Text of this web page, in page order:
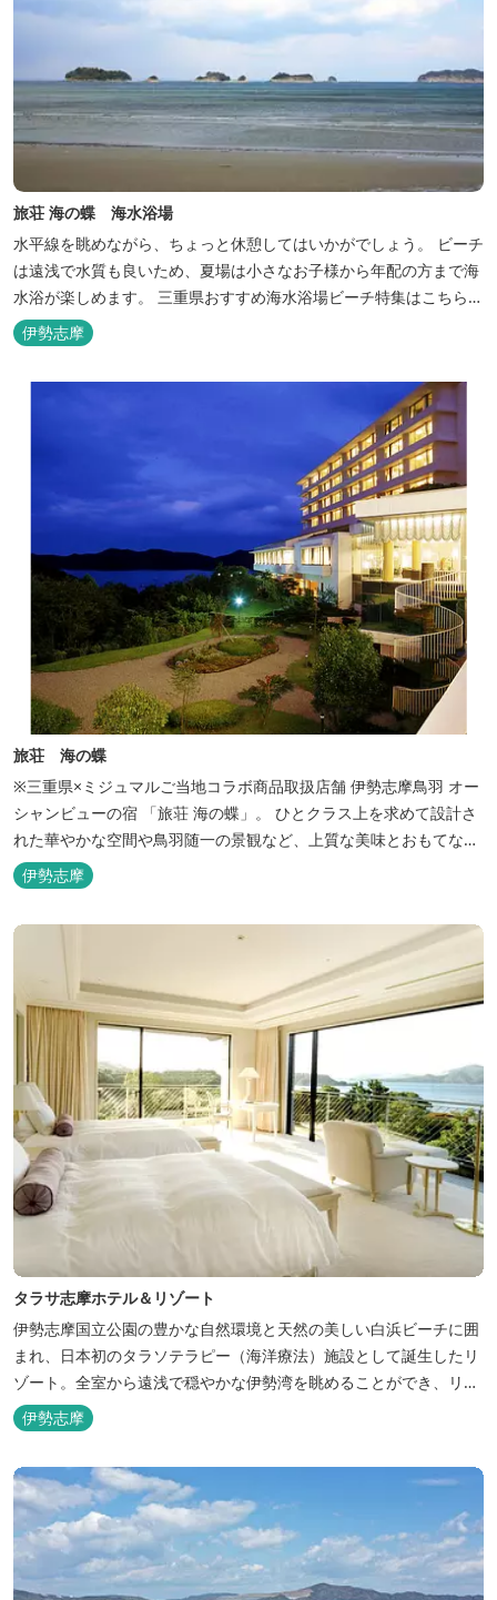
旅荘 海の蝶 海水浴場
水平線を眺めながら、ちょっと休憩してはいかがでしょう。 ビーチ
は遠浅で水質も良いため、夏場は小さなお子様から年配の方まで海
水浴が楽しめます。 三重県おすすめ海水浴場ビーチ特集はこちら
🏖三重の海水浴場ビーチ特集 プー...
伊勢志摩
旅荘 海の蝶
※三重県×ミジュマルご当地コラボ商品取扱店舗 伊勢志摩鳥羽 オー
シャンビューの宿 「旅荘 海の蝶」。 ひとクラス上を求めて設計さ
れた華やかな空間や鳥羽随一の景観など、上質な美味とおもてなし
をお約束します。 海の蝶ならではのゆとりの休日をお過ごし下さい
ませ。
伊勢志摩
タラサ志摩ホテル＆リゾート
伊勢志摩国立公園の豊かな自然環境と天然の美しい白浜ビーチに囲
まれ、日本初のタラソテラピー（海洋療法）施設として誕生したリ
ゾート。全室から遠浅で穏やかな伊勢湾を眺めることができ、リラ
ックスした滞在をお楽しみいただけます。滞在中は、目の前の海か
らきれいな海水を引き込み、24時間以内に新鮮な状態で使用するタ
ラソテラピーや、季節の海の幸を楽しめるフレンチと日本料理が堪
能できます。
伊勢志摩